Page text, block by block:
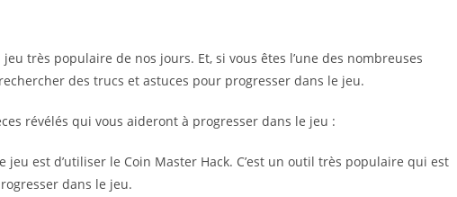
très populaire de nos jours. Et, si vous êtes l’une des nombreuses
des trucs et astuces pour progresser dans le jeu.
révélés qui vous aideront à progresser dans le jeu :
jeu est d’utiliser le Coin Master Hack. C’est un outil très populaire qui est
dans le jeu.